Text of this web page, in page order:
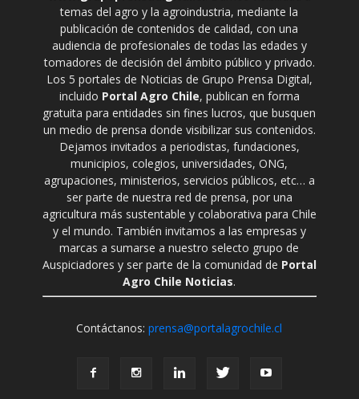
temas del agro y la agroindustria, mediante la
publicación de contenidos de calidad, con una
audiencia de profesionales de todas las edades y
tomadores de decisión del ámbito público y privado.
Los 5 portales de Noticias de Grupo Prensa Digital,
incluido Portal Agro Chile, publican en forma
gratuita para entidades sin fines lucros, que busquen
un medio de prensa donde visibilizar sus contenidos.
Dejamos invitados a periodistas, fundaciones,
municipios, colegios, universidades, ONG,
agrupaciones, ministerios, servicios públicos, etc… a
ser parte de nuestra red de prensa, por una
agricultura más sustentable y colaborativa para Chile
y el mundo. También invitamos a las empresas y
marcas a sumarse a nuestro selecto grupo de
Auspiciadores y ser parte de la comunidad de Portal
Agro Chile Noticias.
Contáctanos:prensa@portalagrochile.cl